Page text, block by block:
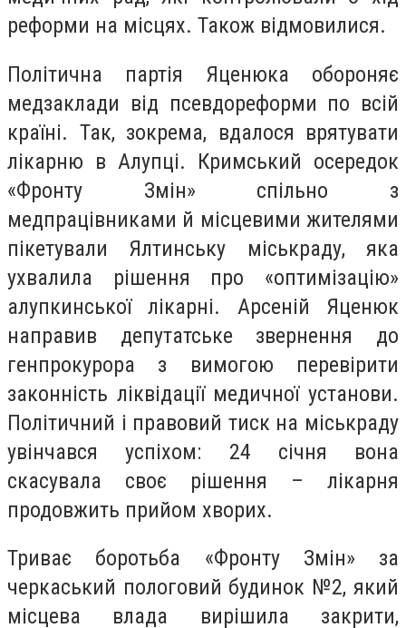
реформи на місцях. Також відмовилися.
Політична партія Яценюка обороняє
медзаклади від псевдореформи по всій
країні. Так, зокрема, вдалося врятувати
лікарню в Алупці. Кримський осередок
«Фронту Змін» спільно з
медпрацівниками й місцевими жителями
пікетували Ялтинську міськраду, яка
ухвалила рішення про «оптимізацію»
алупкинської лікарні. Арсеній Яценюк
направив депутатське звернення до
генпрокурора з вимогою перевірити
законність ліквідації медичної установи.
Політичний і правовий тиск на міськраду
увінчався успіхом: 24 січня вона
скасувала своє рішення – лікарня
продовжить прийом хворих.
Триває боротьба «Фронту Змін» за
черкаський пологовий будинок №2, який
місцева влада вирішила закрити,